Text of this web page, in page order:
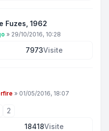
Fuzes, 1962
» 29/10/2016, 10:28
7973Visite
» 01/05/2016, 18:07
2
18418Visite